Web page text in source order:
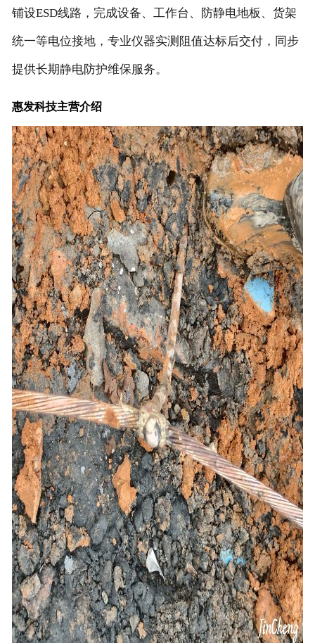
铺设ESD线路，完成设备、工作台、防静电地板、货架
统一等电位接地，专业仪器实测阻值达标后交付，同步
提供长期静电防护维保服务。
惠发科技主营介绍